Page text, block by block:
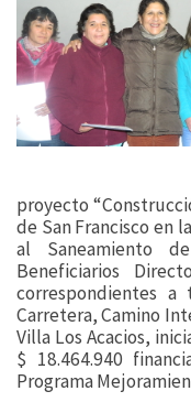
proyecto
de San Francisco en
al Saneamiento
Beneficiarios
correspondientes
Carretera, Camino
Villa Los Acacios,
$ 18.464.940
Programa